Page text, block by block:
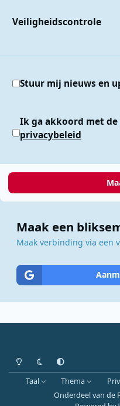
Veiligheidscontrole
Stuur mij nieuws en
Ik ga akkoord met de
privacybeleid
Maak een
Maak verbinding via een
Heldere modus
Donkere modus
Systeemvoorkeur
Taal Thema
Onderdeel van de